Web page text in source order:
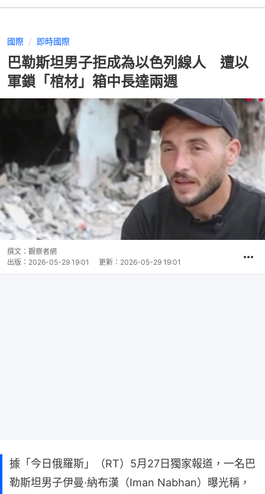
國際 即時國際
巴勒斯坦男子拒成為以色列線人 遭以
軍鎖「棺材」箱中長達兩週
撰文： 觀察者網
出版： 2026-05-29 19:01 更新： 2026-05-29 19:01
據「今日俄羅斯」（RT）5月27日獨家報道，一名巴
勒斯坦男子伊曼·納布漢（Iman Nabhan）曝光稱，